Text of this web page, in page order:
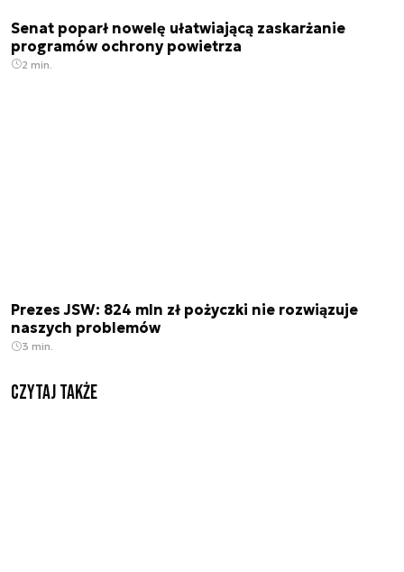
Senat poparł nowelę ułatwiającą zaskarżanie
programów ochrony powietrza
2 min.
Prezes JSW: 824 mln zł pożyczki nie rozwiązuje
naszych problemów
3 min.
Czytaj także